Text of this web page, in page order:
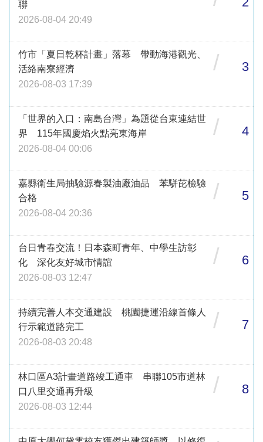
聯
2026-08-04 20:49
竹市「夏日乾杯計畫」落幕 帶動海港觀光、
活絡南寮經濟
2026-08-03 17:39
/ 3
「世界的入口：南島台灣」為題從台東連結世
界 115年國慶焰火點亮東海岸
2026-08-04 00:06
/ 4
嘉縣衛生局抽驗源春製油廠油品 苯駢芘檢驗
合格
2026-08-04 20:36
/ 5
台日青春交流！日本森町青年、中學生訪彰
化 深化友好城市情誼
2026-08-03 12:47
/ 6
持續完善人本交通建設 桃園捷運沿線首條人
行示範道路完工
2026-08-03 20:48
/ 7
林口區A3計畫道路竣工通車 串聯105市道林
口八里交通再升級
2026-08-03 12:44
/ 8